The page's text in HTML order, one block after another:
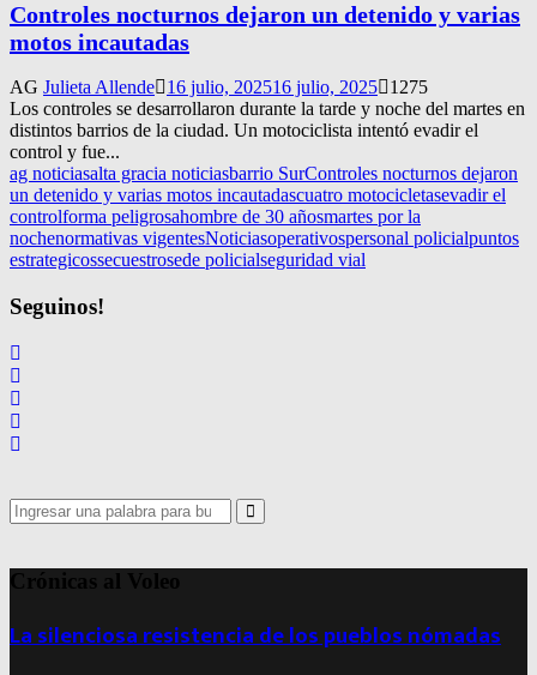
Controles nocturnos dejaron un detenido y varias
motos incautadas
AG Julieta Allende 16 julio, 202516 julio, 2025
1275
Los controles se desarrollaron durante la tarde y noche del martes en
distintos barrios de la ciudad. Un motociclista intentó evadir el
control y fue...
ag noticiasalta gracia noticiasbarrio SurControles nocturnos dejaron
un detenido y varias motos incautadascuatro motocicletasevadir el
controlforma peligrosahombre de 30 añosmartes por la
nochenormativas vigentesNoticiasoperativospersonal policialpuntos
estrategicossecuestrosede policialseguridad vial
Seguinos!
Search
for:
Search
Crónicas al Voleo
La silenciosa resistencia de los pueblos nómadas